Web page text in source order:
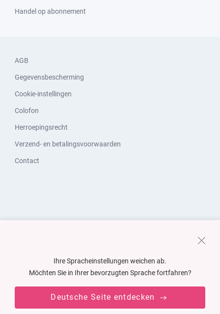
Handel op abonnement
AGB
Gegevensbescherming
Cookie-instellingen
Colofon
Herroepingsrecht
Verzend- en betalingsvoorwaarden
Contact
Ihre Spracheinstellungen weichen ab.
Möchten Sie in Ihrer bevorzugten Sprache fortfahren?
Deutsche Seite entdecken